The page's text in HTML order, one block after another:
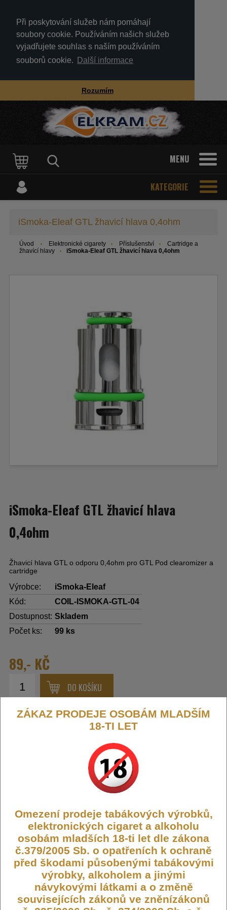
Při poskytování služeb nám pomáhají
soubory cookie. Používáním našich služeb
vyjadřujete souhlas s naším používáním
souborů cookie.
Další informace
Rozumím
MENU
KATEGORIE
iSmoka-Eleaf GTL žhavicí hlava 0,4ohm
Úvod Elektronické cigarety Příslušenství
Cartridge a
žhavící hlavy
iSmoka-Eleaf GTL žhavicí hlava 0,4ohm
iSmoka-Eleaf GTL žhavicí hlava
0,4ohm
Žhavicí hlava GTL o odporu 0,4ohm pro GTL Pod clearomizer a
cartridge
Výrobce:
iSmoka-Eleaf
Kód:
COIL-ISMOKA-GTL-04
Dostupnost: Skladem
Počet ks:
99 ks
89,- KČ
DO KOŠÍKU
iSmoka-Eleaf GTL žhavicí hlava
je náhradní žhavicí hlava určená pro
GTL Pod Tank a kompatibilní zařízení Eleaf
zajišťujerychlý náběh žhavení, rovnoměrné odpařování
e‑liquidu a čisté podání chuti.
Horní plnění v kompatibilních pod systémech umožňujesnadné
doplňování e‑liquidu bez vyjímání cartridge z těla zařízenía
zajišťuje pohodlný a čistý provoz. Žhavicí hlava GTL je vhodná
pro různé styly vapování: MTL (klasické šlukování)iRDL
(restriktivní přímé potahy), podle zvolené hodnoty odporu.
ZÁKAZ PRODEJE OSOBÁM MLADŠÍM
18-TI LET
Omezení prodeje tabákových výrobků,
elektronických cigaret a alkoholu
osobám mladších 18-ti let dle zákona
č.379/2005 Sb. o opatřeních k ochraně
před škodami působenými tabákovými
výrobky, alkoholem a jinými
návykovými látkami a o změně
souvisejících zákonů ve zněnízákonů